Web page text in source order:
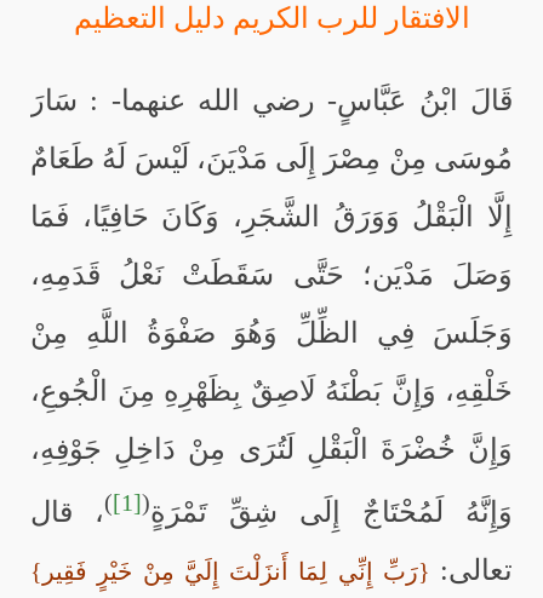
الافتقار للرب الكريم دليل التعظيم
قَالَ ابْنُ عَبَّاسٍ- رضي الله عنهما- : سَارَ
مُوسَى مِنْ مِصْرَ إِلَى مَدْيَنَ، لَيْسَ لَهُ طَعَامٌ
إِلَّا الْبَقْلُ وَوَرَقُ الشَّجَرِ، وَكَانَ حَافِيًا، فَمَا
وَصَلَ مَدْيَن؛ حَتَّى سَقَطَتْ نَعْلُ قَدَمِهِ،
وَجَلَسَ فِي الظِّلِّ وَهُوَ صَفْوَةُ اللَّهِ مِنْ
خَلْقِهِ، وَإِنَّ بَطْنَهُ لَاصِقٌ بِظَهْرِهِ مِنَ الْجُوعِ،
وَإِنَّ خُضْرَةَ الْبَقْلِ لَتُرَى مِنْ دَاخِلِ جَوْفِهِ،
وَإِنَّهُ لَمُحْتَاجٌ إِلَى شِقِّ تَمْرَةٍ(
[1]
)، قال
تعالى: {رَبِّ إِنِّي لِمَا أَنزَلْتَ إِلَيَّ مِنْ خَيْرٍ فَقِير}